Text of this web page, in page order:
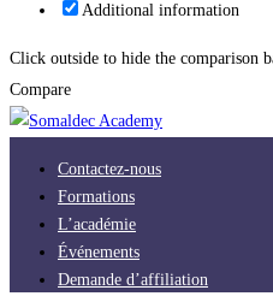
Additional information
Click outside to hide the comparison
Compare
Contactez-nous
Formations
L’académie
Événements
Demande d’affiliation